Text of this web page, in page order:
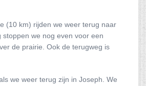
(10 km) rijden we weer terug naar
stoppen we nog even voor een
de prairie. Ook de terugweg is
we weer terug zijn in Joseph. We